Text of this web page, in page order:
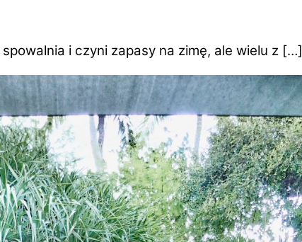
i czyni zapasy na zimę, ale wielu z […]